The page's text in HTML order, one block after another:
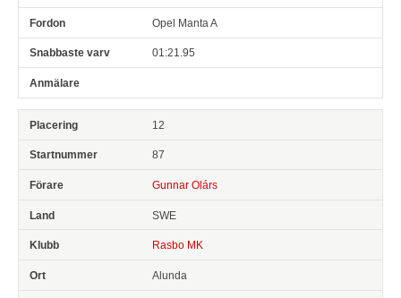
Opel Manta A
01:21.95
12
87
Gunnar Olárs
SWE
Rasbo MK
Alunda